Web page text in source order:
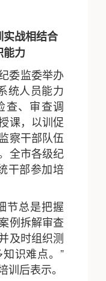
战相结合
能力
委监委举办
统人员能力
查、审查调
课，以训促
察干部队伍
全市各级纪
干部参加培
节总是把握
例拆解审查
及时组织测
识难点。”
训后表示。